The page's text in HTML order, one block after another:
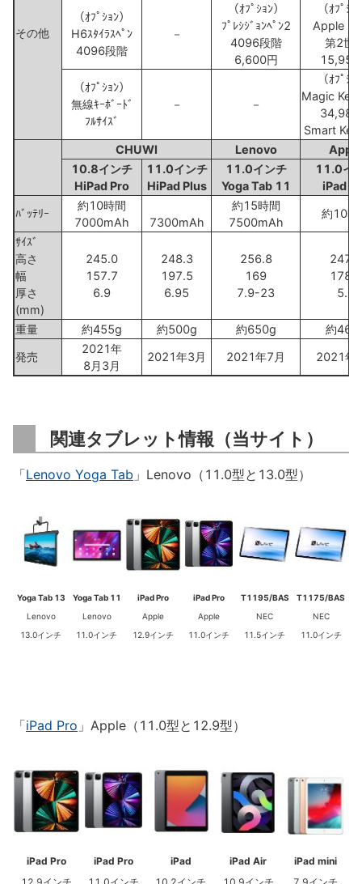
その他
（ｵﾌﾟｼｮﾝ）
H6ｽﾀｲﾗｽﾍﾟﾝ
4096段階
－
（ｵﾌﾟｼｮﾝ）
ﾌﾟﾚｼｼﾞｮﾝﾍﾟﾝ2
4096段階
6,600円
（ｵﾌﾟｼｮ
Apple
第2世
15,950
（ｵﾌﾟｼｮﾝ）
無線ｷｰﾎﾞｰﾄﾞ
ﾌﾙｻｲｽﾞ
－ －
（ｵﾌﾟｼｮ
Magic
34,980
Smart Key
CHUWI
Lenovo
Apple
10.8インチ
HiPad Pro
11.0インチ
HiPad Plus
11.0インチ
Yoga Tab 11
11.0イ
iPad
ﾊﾞｯﾃﾘｰ
約10時間
7000mAh
7300mAh
約15時間
7500mAh
約10時
ｻｲｽﾞ
高さ
幅
厚さ
(mm)
245.0
157.7
6.9
248.3
197.5
6.95
256.8
169
7.9-23
247.6
178.5
5.9
重量 約455g 約500g 約650g
約
発売
2021年
8月3月
2021年3月 2021年7月 2021年
関連タブレット情報（当サイト）
「Lenovo Yoga Tab 」Lenovo（11.0型と13.0型）
Yoga Tab 13
Lenovo
13.0インチ
Yoga Tab 11
Lenovo
11.0インチ
iPad Pro
Apple
12.9インチ
iPad Pro
Apple
11.0インチ
T1195/BAS
NEC
11.5インチ
T1175/BAS
NEC
11.0インチ
「iPad Pro 」Apple（11.0型と12.9型）
iPad Pro
iPad Pro
iPad
iPad Air
iPad mini